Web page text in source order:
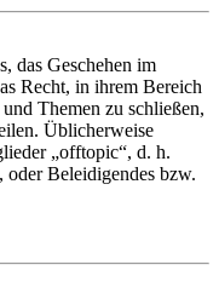
das Geschehen im
Recht, in ihrem Bereich
Themen zu schließen,
Üblicherweise
„offtopic“, d. h.
oder Beleidigendes bzw.